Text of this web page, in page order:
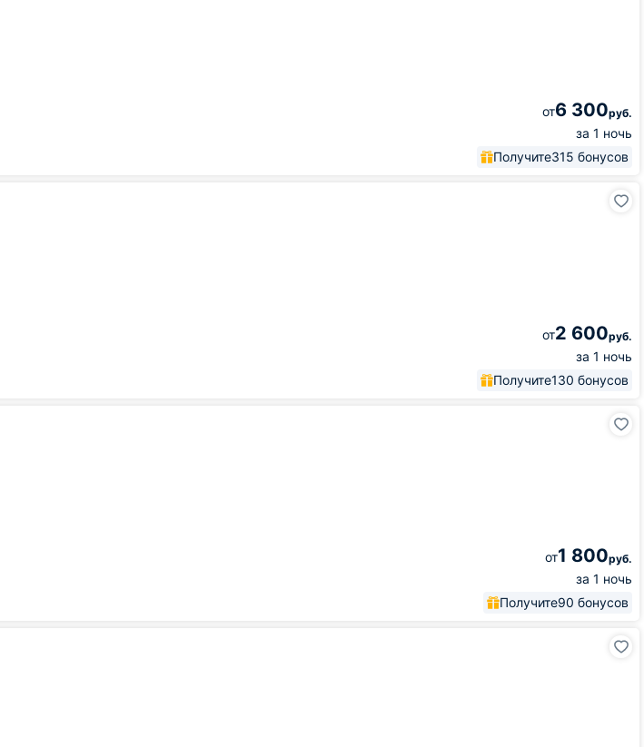
от6 300руб.
за 1 ночь
Получите315 бонусов
от2 600руб.
за 1 ночь
Получите130 бонусов
от1 800руб.
за 1 ночь
Получите90 бонусов